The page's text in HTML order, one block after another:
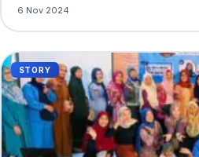
6 Nov 2024
STORY